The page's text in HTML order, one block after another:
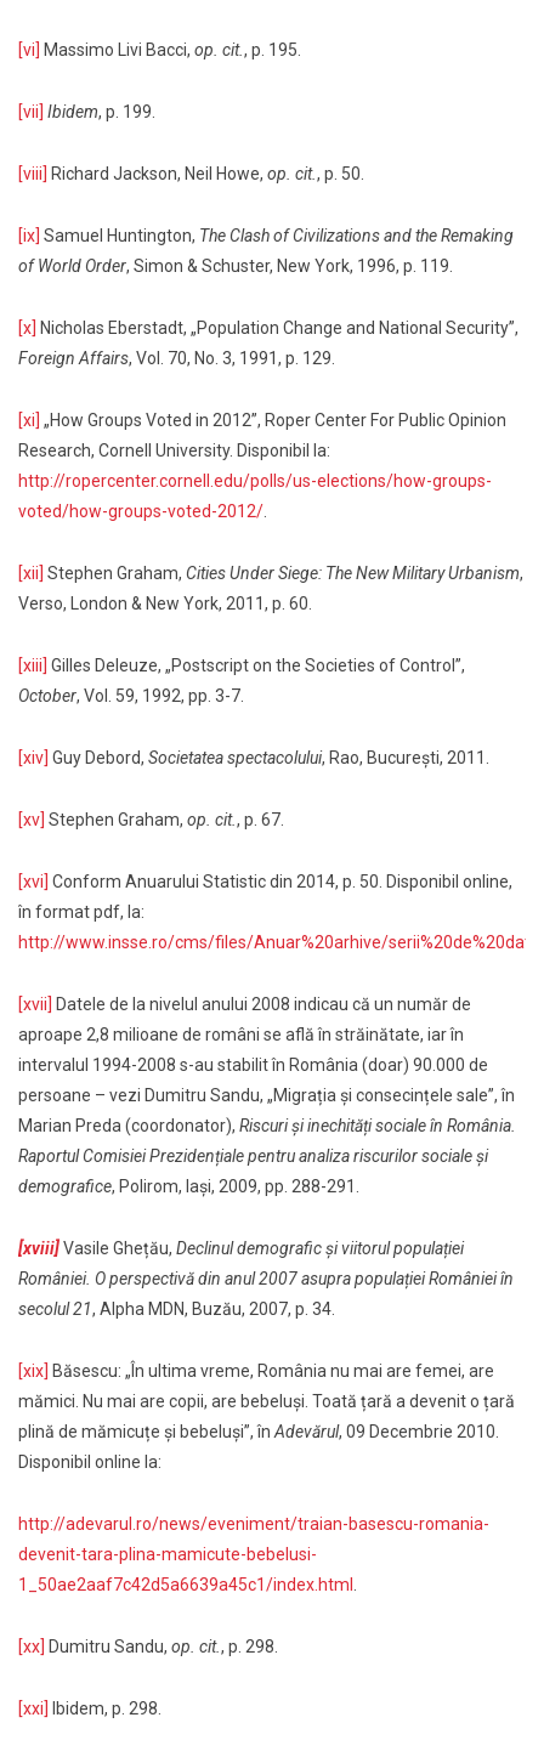
[vi] Massimo Livi Bacci, op. cit., p. 195.
[vii] Ibidem, p. 199.
[viii] Richard Jackson, Neil Howe, op. cit., p. 50.
[ix] Samuel Huntington, The Clash of Civilizations and the Remaking
of World Order, Simon & Schuster, New York, 1996, p. 119.
[x] Nicholas Eberstadt, „Population Change and National Security”,
Foreign Affairs, Vol. 70, No. 3, 1991, p. 129.
[xi] „How Groups Voted in 2012”, Roper Center For Public Opinion
Research, Cornell University. Disponibil la:
http://ropercenter.cornell.edu/polls/us-elections/how-groups-
voted/how-groups-voted-2012/
[xii] Stephen Graham, Cities Under Siege: The New Military Urbanism,
Verso, London & New York, 2011, p. 60.
[xiii] Gilles Deleuze, „Postscript on the Societies of Control”,
October, Vol. 59, 1992, pp. 3-7.
[xiv] Guy Debord, Societatea spectacolului, Rao, București, 2011.
[xv] Stephen Graham, op. cit., p. 67.
[xvi] Conform Anuarului Statistic din 2014, p. 50. Disponibil online,
în format pdf, la:
http://www.insse.ro/cms/files/Anuar%20arhive/
[xvii]
Datele de la nivelul anului 2008 indicau că un număr de
aproape 2,8 milioane de români se află în străinătate, iar în
intervalul 1994-2008 s-au stabilit în România (doar) 90.000 de
persoane – vezi Dumitru Sandu, „Migrația și consecințele sale”, în
Marian Preda (coordonator), Riscuri și inechități sociale în România.
Raportul Comisiei Prezidențiale pentru analiza riscurilor sociale și
demografice, Polirom, Iași, 2009, pp. 288-291.
[xviii]Vasile Ghețău, Declinul demografic și viitorul populației
României. O perspectivă din anul 2007 asupra populației României în
secolul 21, Alpha MDN, Buzău, 2007, p. 34.
[xix] Băsescu: „În ultima vreme, România nu mai are femei, are
mămici. Nu mai are copii, are bebeluși. Toată țară a devenit o țară
plină de mămicuțe și bebeluși”, în Adevărul, 09 Decembrie 2010.
Disponibil online la:
http://adevarul.ro/news/eveniment/traian-basescu-romania-
devenit-tara-plina-mamicute-bebelusi-
1_50ae2aaf7c42d5a6639a45c1/index.html
[xx] Dumitru Sandu, op. cit., p. 298.
[xxi] Ibidem, p. 298.